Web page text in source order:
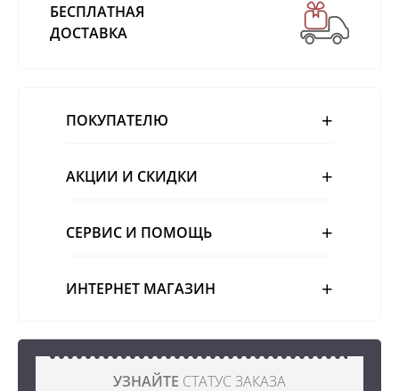
БЕСПЛАТНАЯ
ДОСТАВКА
ПОКУПАТЕЛЮ
АКЦИИ И СКИДКИ
СЕРВИС И ПОМОЩЬ
ИНТЕРНЕТ МАГАЗИН
УЗНАЙТЕ СТАТУС ЗАКАЗА